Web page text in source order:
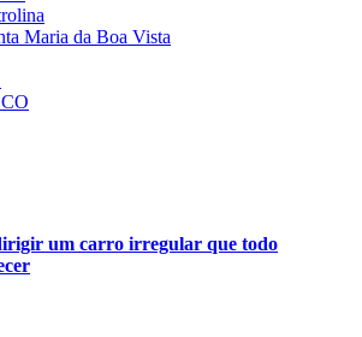
Maria da Boa Vista
um carro irregular que todo